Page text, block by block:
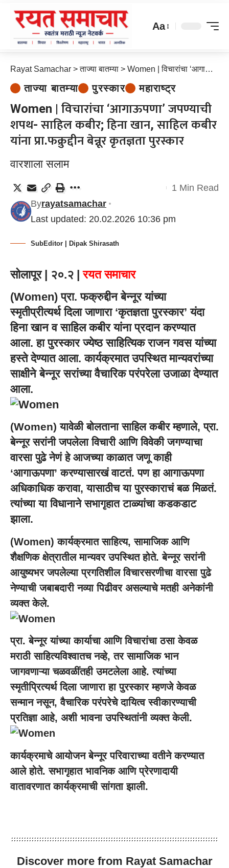
Aa
Rayat Samachar >ताज्या बातम्या > Women | विचारांचा ‘आगाऊपणा’ जपण्याची शपथ- साहिल कबीर; हिना खान, साहिल कबीर यांना प्रा.फक्रुद्दीन बेन्नूर कृतज्ञता पुरस्कार
ताज्या बातम्या पुरस्कार महाराष्ट्र
Women | विचारांचा ‘आगाऊपणा’ जपण्याची
शपथ- साहिल कबीर; हिना खान, साहिल कबीर
यांना प्रा.फक्रुद्दीन बेन्नूर कृतज्ञता पुरस्कार
वारशाला सलाम
Last updated: 20.02.2026 10:36 pm
Byrayatsamachar
1 Min Read
SubEditor | Dipak Shirasath
सोलापूर | २०.२ |रयत समाचार
(Women) प्रा. फक्रुद्दीन बेन्नूर यांच्या
स्मृतीप्रीत्यर्थ दिला जाणारा ‘कृतज्ञता पुरस्कार’ यंदा
हिना खान व साहिल कबीर यांना प्रदान करण्यात
आला. हा पुरस्कार ज्येष्ठ साहित्यिक राजन गवस यांच्या
हस्ते देण्यात आला. कार्यक्रमात उपस्थित मान्यवरांच्या
साक्षीने बेन्नूर सरांच्या वैचारिक परंपरेला उजाळा देण्यात
आला.
(Women) यावेळी बोलताना साहिल कबीर म्हणाले, प्रा.
बेन्नूर सरांनी जपलेला विचारी आणि विवेकी जगण्याचा
वारसा पुढे नेणं हे आजच्या काळात जणू काही
‘आगाऊपणा’ करण्यासारखं वाटतं. पण हा आगाऊपणा
अधिकाधिक करावा, यासाठीच या पुरस्काराचं बळ मिळतं.
त्यांच्या या विधानाने सभागृहात टाळ्यांचा कडकडाट
झाला.
(Women) कार्यक्रमात साहित्य, सामाजिक आणि
शैक्षणिक क्षेत्रातील मान्यवर उपस्थित होते. बेन्नूर सरांनी
आयुष्यभर जपलेल्या प्रगतिशील विचारसरणीचा वारसा पुढे
नेण्याची जबाबदारी नव्या पिढीवर असल्याचे मतही अनेकांनी
व्यक्त केले.
प्रा. बेन्नूर यांच्या कार्याचा आणि विचारांचा ठसा केवळ
मराठी साहित्यविश्वातच नव्हे, तर सामाजिक भान
जागवणाऱ्या चळवळींतही उमटलेला आहे. त्यांच्या
स्मृतीप्रित्यर्थ दिला जाणारा हा पुरस्कार म्हणजे केवळ
सन्मान नसून, वैचारिक परंपरेचे दायित्व स्वीकारण्याची
प्रतिज्ञा आहे, अशी भावना उपस्थितांनी व्यक्त केली.
कार्यक्रमाचे आयोजन बेन्नूर परिवाराच्या वतीने करण्यात
आले होते. सभागृहात भावनिक आणि प्रेरणादायी
वातावरणात कार्यक्रमाची सांगता झाली.
Discover more from Rayat Samachar